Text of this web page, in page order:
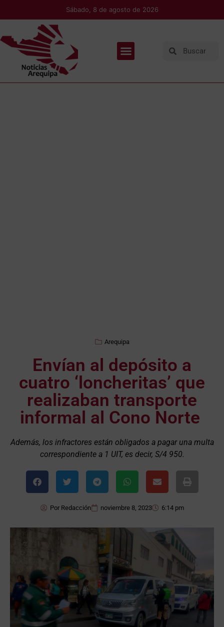
Sábado, 8 de agosto de 2026
Arequipa
Envían al depósito a
cuatro ‘loncheritas’ que
realizaban transporte
informal al Cono Norte
Además, los infractores están obligados a pagar una multa
correspondiente a 1 UIT, es decir, S/4 950.
PorRedacción noviembre 8, 2023 6:14 pm